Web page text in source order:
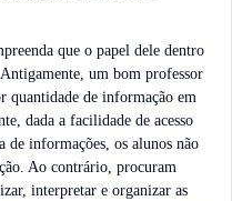
que o papel dele dentro
um bom professor
quantidade de informação em
dada a facilidade de acesso
informações, os alunos não
Ao contrário, procuram
interpretar e organizar as